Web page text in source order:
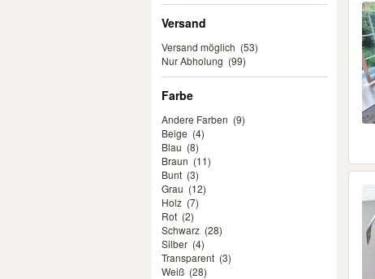
Versand
Versand möglich (53)
Nur Abholung (99)
Farbe
Andere Farben (9)
Beige (4)
Blau (8)
Braun (11)
Bunt (3)
Grau (12)
Holz (7)
Rot (2)
Schwarz (28)
Silber (4)
Transparent (3)
Weiß (28)